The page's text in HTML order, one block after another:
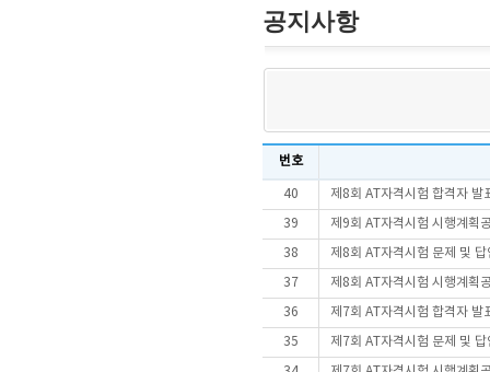
공지사항
번호
40 제8회 AT자격시험 합격자 발
39 제9회 AT자격시험 시행계획
38 제8회 AT자격시험 문제 및 답
37 제8회 AT자격시험 시행계획
36 제7회 AT자격시험 합격자 발
35 제7회 AT자격시험 문제 및 답